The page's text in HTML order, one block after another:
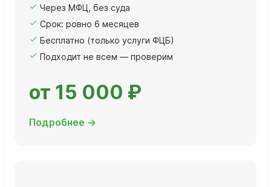
Через МФЦ, без суда
Срок: ровно 6 месяцев
Бесплатно (только услуги ФЦБ)
Подходит не всем — проверим
от 15 000 ₽
Подробнее →